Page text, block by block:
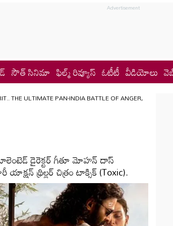
సౌత్ సినిమా ఫిల్మ్ రివ్యూస్ ఓటీటీ వీడియోలు
THE ULTIMATE PAN-INDIA BATTLE OF ANGER,
డైరెక్టర్ గీతూ మోహన్ దాస్
థ్రిల్లర్ చిత్రం టాక్సిక్ (Toxic).